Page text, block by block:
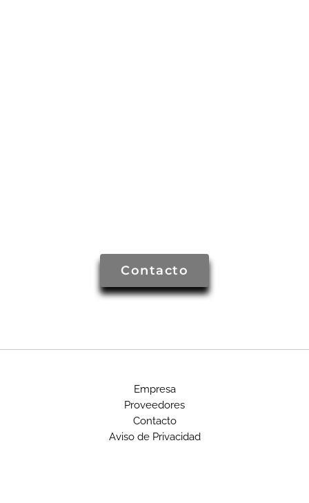
Contacto
Empresa
Proveedores
Contacto
Aviso de Privacidad